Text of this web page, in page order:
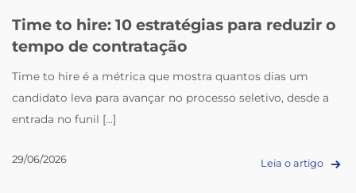
Time to hire: 10 estratégias para reduzir o
tempo de contratação
Time to hire é a métrica que mostra quantos dias um
candidato leva para avançar no processo seletivo, desde a
entrada no funil [...]
29/06/2026 Leia o artigo